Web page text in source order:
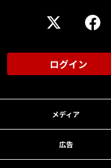
ログイン
メディア
広告